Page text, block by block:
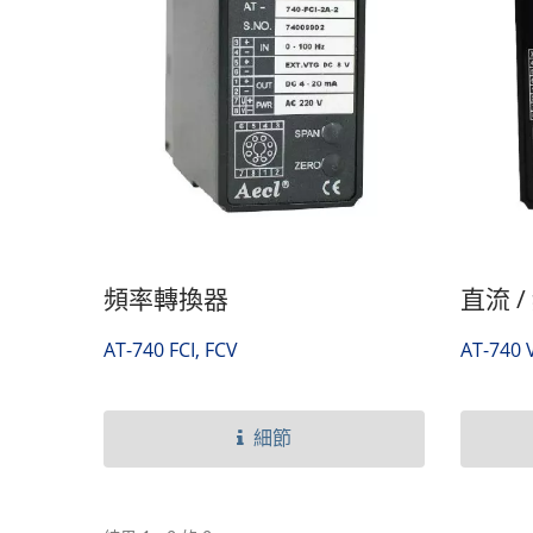
頻率轉換器
AT-740 FCI, FCV
細節
直流 /
AT-740